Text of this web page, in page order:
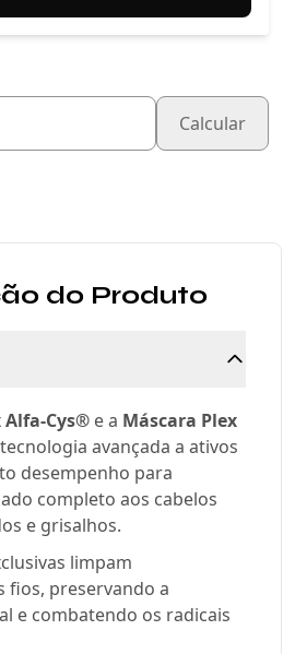
Calcular
do Produto
Alfa-Cys® e a Máscara Plex
avançada a ativos
desempenho para
completo aos cabelos
e grisalhos.
limpam
fios, preservando a
e combatendo os radicais